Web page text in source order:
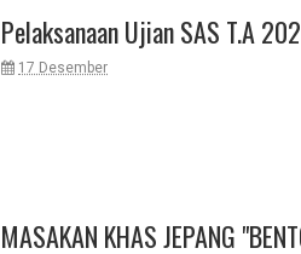
Pelaksanaan Ujian SAS T.A
17 Desember
MASAKAN KHAS JEPANG